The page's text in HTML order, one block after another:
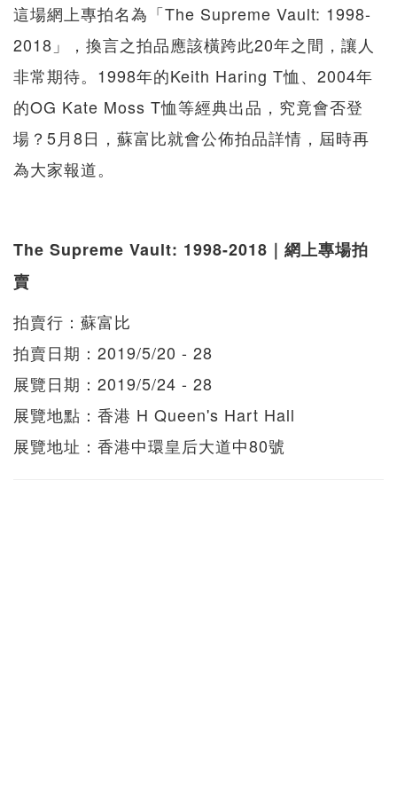
這場網上專拍名為「The Supreme Vault: 1998-
2018」，換言之拍品應該橫跨此20年之間，讓人
非常期待。1998年的Keith Haring T恤、2004年
的OG Kate Moss T恤等經典出品，究竟會否登
場？5月8日，蘇富比就會公佈拍品詳情，屆時再
為大家報道。
The Supreme Vault: 1998-2018｜網上專場拍
賣
拍賣行：蘇富比
拍賣日期：2019/5/20 - 28
展覽日期：2019/5/24 - 28
展覽地點：香港 H Queen's Hart Hall
展覽地址：香港中環皇后大道中80號